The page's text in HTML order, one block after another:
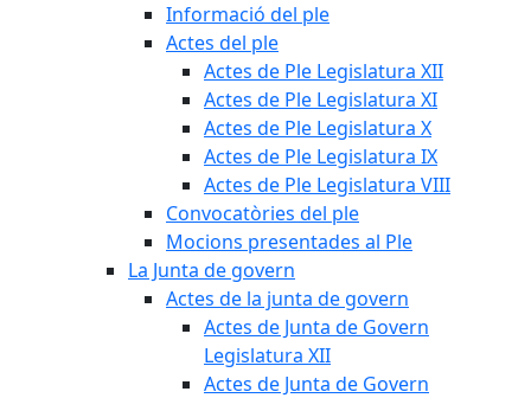
Informació del ple
Actes del ple
Actes de Ple Legislatura XII
Actes de Ple Legislatura XI
Actes de Ple Legislatura X
Actes de Ple Legislatura IX
Actes de Ple Legislatura VIII
Convocatòries del ple
Mocions presentades al Ple
La Junta de govern
Actes de la junta de govern
Actes de Junta de Govern
Legislatura XII
Actes de Junta de Govern